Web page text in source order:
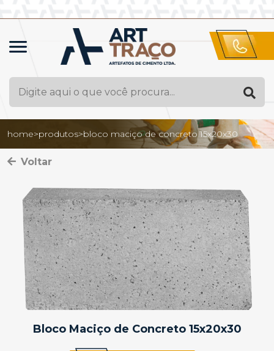
home>produtos>bloco maciço de concreto 15x20x30
Voltar
Bloco Maciço de Concreto 15x20x30